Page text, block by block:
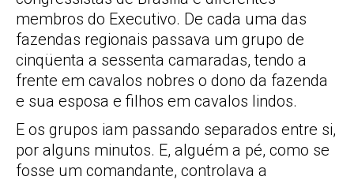
membros do Executivo. De cada uma das
fazendas regionais passava um grupo de
cinqüenta a sessenta camaradas, tendo a
frente em cavalos nobres o dono da fazenda
e sua esposa e filhos em cavalos lindos.
E os grupos iam passando separados entre si,
por alguns minutos. E, alguém a pé, como se
fosse um comandante, controlava a